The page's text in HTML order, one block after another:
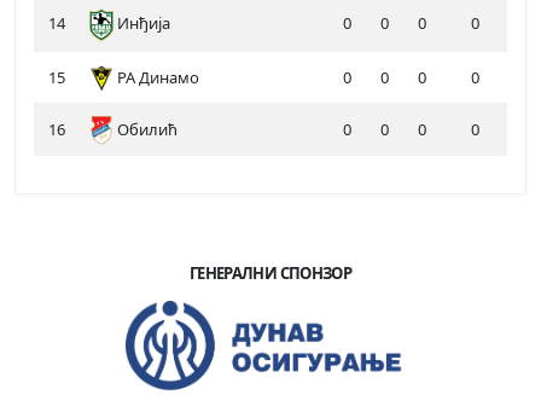
14 Инђија 0 0 0 0
15 РА Динамо 0 0 0 0
16 Обилић 0 0 0 0
ГЕНЕРАЛНИ СПОНЗОР